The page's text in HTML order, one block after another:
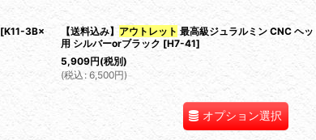
[K11-3B×
【送料込み】 アウトレット 最高級ジュラルミン CNC ヘ
用 シルバーorブラック [H7-41]
5,909円(税別)
(税込 : 6,500円)
オプション選択